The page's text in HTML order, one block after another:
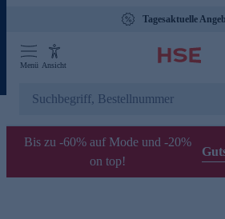
Tagesaktuelle
Menü Ansicht
Bis zu -60% auf Mode und -20%
on top!